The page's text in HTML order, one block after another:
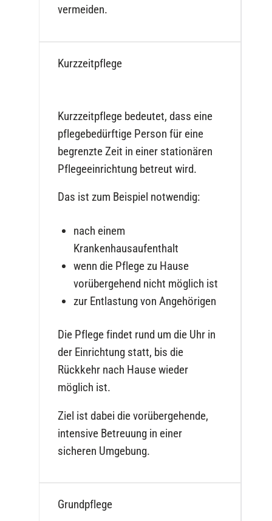
vermeiden.
Kurzzeitpflege
Kurzzeitpflege bedeutet, dass eine
pflegebedürftige Person für eine
begrenzte Zeit in einer stationären
Pflegeeinrichtung betreut wird.
Das ist zum Beispiel notwendig:
nach einem
Krankenhausaufenthalt
wenn die Pflege zu Hause
vorübergehend nicht möglich ist
zur Entlastung von Angehörigen
Die Pflege findet rund um die Uhr in
der Einrichtung statt, bis die
Rückkehr nach Hause wieder
möglich ist.
Ziel ist dabei die vorübergehende,
intensive Betreuung in einer
sicheren Umgebung.
Grundpflege